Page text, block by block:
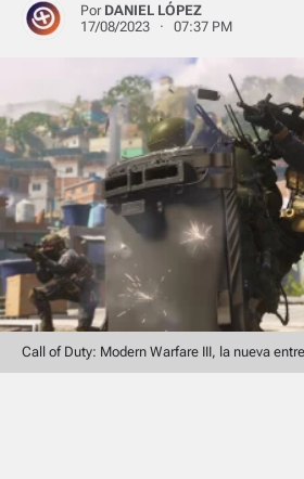
Por DANIEL LÓPEZ
17/08/2023 · 07:37 PM
Call of Duty: Modern Warfare III, la nueva